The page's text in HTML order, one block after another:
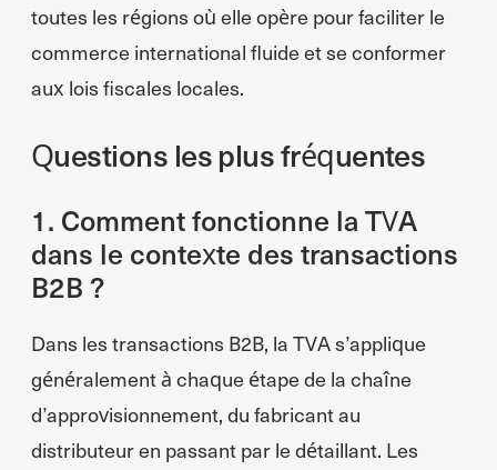
toutes les régions où elle opère pour faciliter le
commerce international fluide et se conformer
aux lois fiscales locales.
Questions les plus fréquentes
1. Comment fonctionne la TVA
dans le contexte des transactions
B2B ?
Dans les transactions B2B, la TVA s’applique
généralement à chaque étape de la chaîne
d’approvisionnement, du fabricant au
distributeur en passant par le détaillant. Les